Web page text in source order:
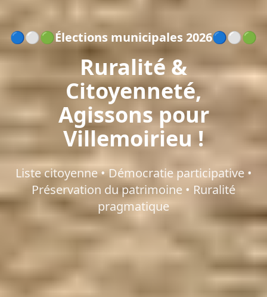
🔵⚪🟢Élections municipales 2026🔵⚪🟢
Ruralité &
Citoyenneté,
Agissons pour
Villemoirieu !
Liste citoyenne • Démocratie participative •
Préservation du patrimoine • Ruralité
pragmatique